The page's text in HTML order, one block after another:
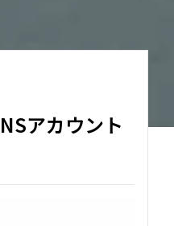
アカウント